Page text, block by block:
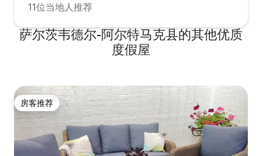
11位当地人推荐
萨尔茨韦德尔-阿尔特马克县的其他优质
度假屋
房客推荐
房客推荐